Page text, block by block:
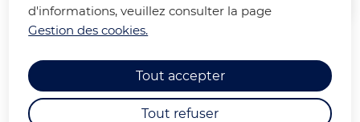
d'informations, veuillez consulter la page
Gestion des cookies.
Tout accepter
Tout refuser
Accueil
AVANT DE FAIRE VOTRE DEMANDE,
MERCI DE LIRE ATTENTIVEMENT LES
INFORMATIONS CI-DESSOUS :